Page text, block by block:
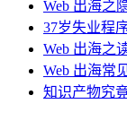
Web 出海之
37岁失业程
Web 出海之
Web 出海常
知识产物究